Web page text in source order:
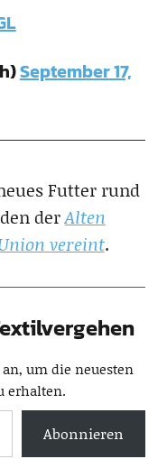
September 17,
Futter rund
derAlten
vereint.
um die neuesten
erhalten.
Abonnieren